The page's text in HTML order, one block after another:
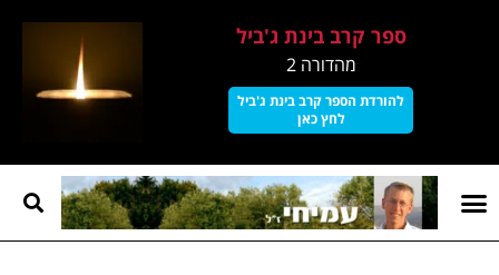
ספר קרב בינת ג'ביל
מהדורה 2
להורדת הספר קרב בינת ג'ביל
לחץ כאן